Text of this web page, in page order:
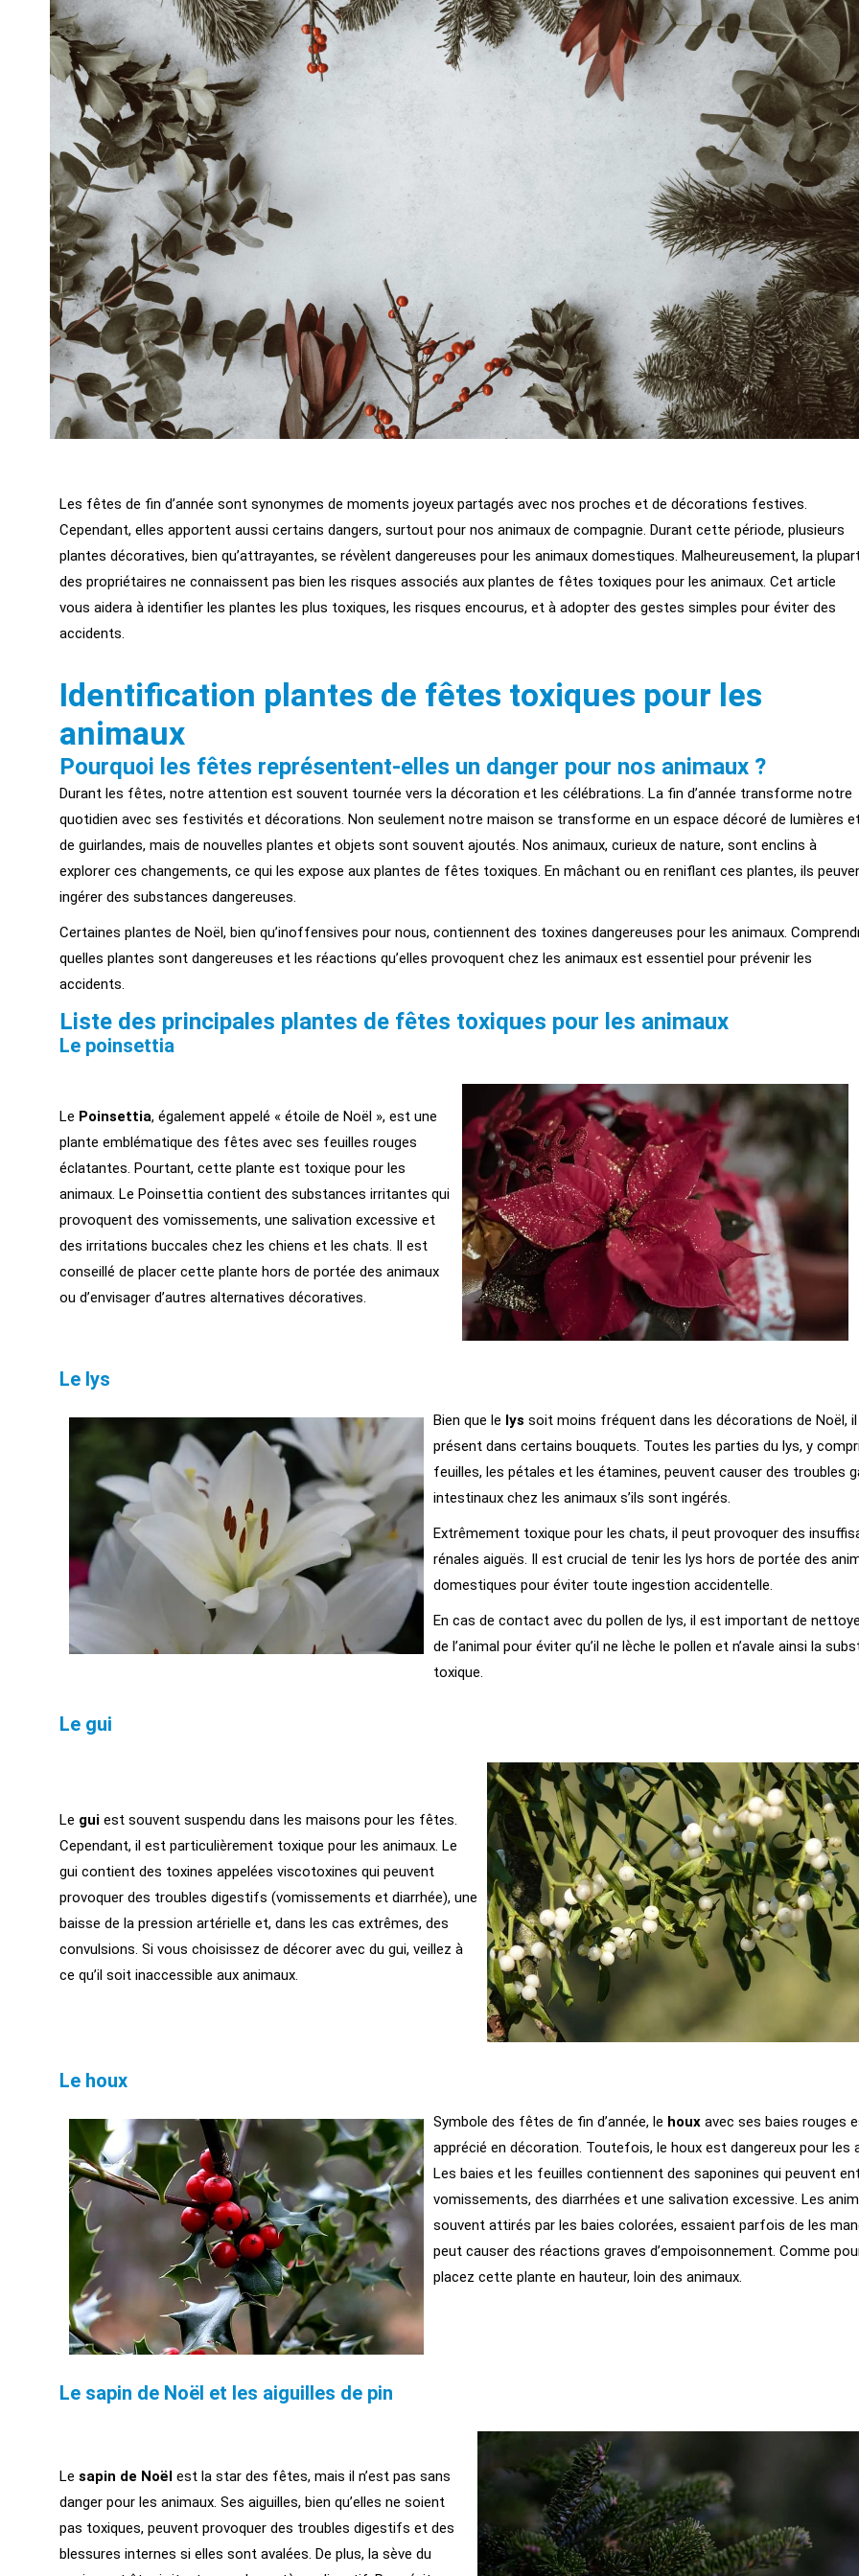
Les fêtes de fin d’année sont synonymes de moments joyeux partagés avec nos proches et de décorations festives.
Cependant, elles apportent aussi certains dangers, surtout pour nos animaux de compagnie. Durant cette période, plusieurs
plantes décoratives, bien qu’attrayantes, se révèlent dangereuses pour les animaux domestiques. Malheureusement, la
des propriétaires ne connaissent pas bien les risques associés aux plantes de fêtes toxiques pour les animaux. Cet article
vous aidera à identifier les plantes les plus toxiques, les risques encourus, et à adopter des gestes simples pour éviter des
accidents.
Identification plantes de fêtes toxiques pour les
animaux
Pourquoi les fêtes représentent-elles un danger pour nos animaux ?
Durant les fêtes, notre attention est souvent tournée vers la décoration et les célébrations. La fin d’année transforme notre
quotidien avec ses festivités et décorations. Non seulement notre maison se transforme en un espace décoré de lumières
de guirlandes, mais de nouvelles plantes et objets sont souvent ajoutés. Nos animaux, curieux de nature, sont enclins à
explorer ces changements, ce qui les expose aux plantes de fêtes toxiques. En mâchant ou en reniflant ces plantes, ils
ingérer des substances dangereuses.
Certaines plantes de Noël, bien qu’inoffensives pour nous, contiennent des toxines dangereuses pour les animaux.
quelles plantes sont dangereuses et les réactions qu’elles provoquent chez les animaux est essentiel pour prévenir les
accidents.
Liste des principales plantes de fêtes toxiques pour les animaux
Le poinsettia
Le Poinsettia, également appelé « étoile de Noël », est une
plante emblématique des fêtes avec ses feuilles rouges
éclatantes. Pourtant, cette plante est toxique pour les
animaux. Le Poinsettia contient des substances irritantes qui
provoquent des vomissements, une salivation excessive et
des irritations buccales chez les chiens et les chats. Il est
conseillé de placer cette plante hors de portée des animaux
ou d’envisager d’autres alternatives décoratives.
Le lys
Bien que le lys soit moins fréquent dans les décorations de Noël,
présent dans certains bouquets. Toutes les parties du lys, y
feuilles, les pétales et les étamines, peuvent causer des troubles
intestinaux chez les animaux s’ils sont ingérés.
Extrêmement toxique pour les chats, il peut provoquer des
rénales aiguës. Il est crucial de tenir les lys hors de portée des
domestiques pour éviter toute ingestion accidentelle.
En cas de contact avec du pollen de lys, il est important de
de l’animal pour éviter qu’il ne lèche le pollen et n’avale ainsi la
toxique.
Le gui
Le gui est souvent suspendu dans les maisons pour les fêtes.
Cependant, il est particulièrement toxique pour les animaux. Le
gui contient des toxines appelées viscotoxines qui peuvent
provoquer des troubles digestifs (vomissements et diarrhée), une
baisse de la pression artérielle et, dans les cas extrêmes, des
convulsions. Si vous choisissez de décorer avec du gui, veillez à
ce qu’il soit inaccessible aux animaux.
Le houx
Symbole des fêtes de fin d’année, le houxavec ses baies rouges
apprécié en décoration. Toutefois, le houx est dangereux pour les
Les baies et les feuilles contiennent des saponines qui peuvent
vomissements, des diarrhées et une salivation excessive. Les
souvent attirés par les baies colorées, essaient parfois de les
peut causer des réactions graves d’empoisonnement. Comme
placez cette plante en hauteur, loin des animaux.
Le sapin de Noël et les aiguilles de pin
Le sapin de Noël est la star des fêtes, mais il n’est pas sans
danger pour les animaux. Ses aiguilles, bien qu’elles ne soient
pas toxiques, peuvent provoquer des troubles digestifs et des
blessures internes si elles sont avalées. De plus, la sève du